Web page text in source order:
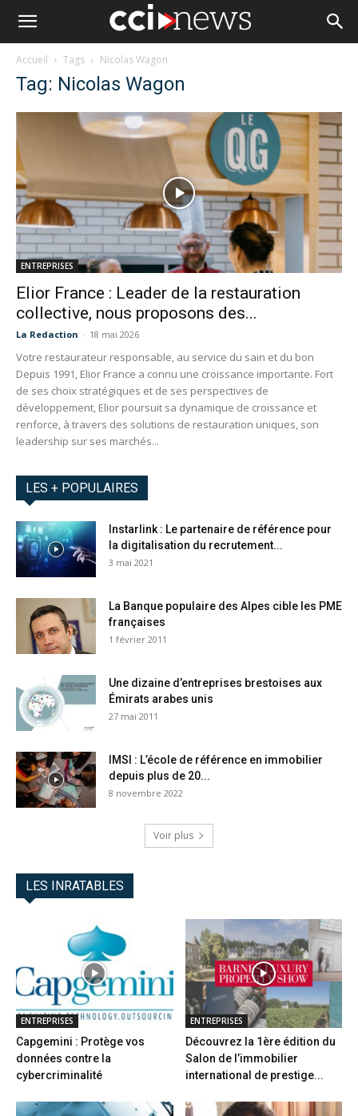
Accueil Tags Nicolas Wagon
Tag: Nicolas Wagon
ENTREPRISES
Elior France : Leader de la restauration
collective, nous proposons des...
La Redaction - 18 mai 2026
Votre restaurateur responsable, au service du sain et du bon
Depuis 1991, Elior France a connu une croissance importante. Fort
de ses choix stratégiques et de ses perspectives de
développement, Elior poursuit sa dynamique de croissance et
renforce, à travers des solutions de restauration uniques, son
leadership sur ses marchés...
LES + POPULAIRES
Instarlink : Le partenaire de référence pour
la digitalisation du recrutement...
3 mai 2021
La Banque populaire des Alpes cible les PME
françaises
1 février 2011
Une dizaine d’entreprises brestoises aux
Émirats arabes unis
27 mai 2011
IMSI : L’école de référence en immobilier
depuis plus de 20...
8 novembre 2022
Voir plus
LES INRATABLES
ENTREPRISES
Capgemini : Protège vos
données contre la
cybercriminalité
ENTREPRISES
Découvrez la 1ère édition du
Salon de l’immobilier
international de prestige...